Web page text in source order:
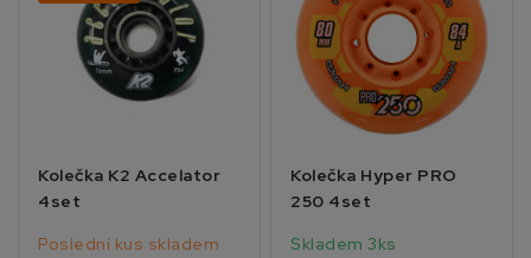
Kolečka K2 Accelator
4set
Poslední kus skladem
Kolečka Hyper PRO
250 4set
Skladem 3ks